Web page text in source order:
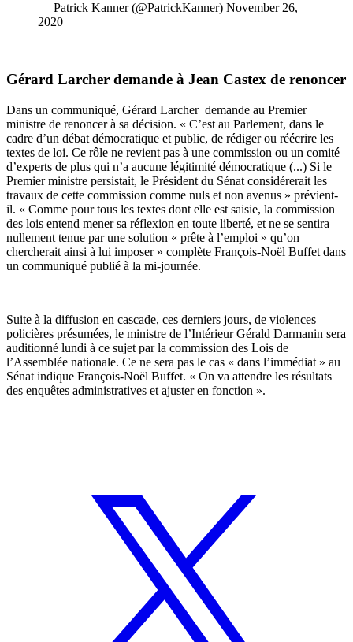
— Patrick Kanner (@PatrickKanner) November 26,
2020
Gérard Larcher demande à Jean Castex de renoncer
Dans un communiqué, Gérard Larcher demande au Premier
ministre de renoncer à sa décision. « C’est au Parlement, dans le
cadre d’un débat démocratique et public, de rédiger ou réécrire les
textes de loi. Ce rôle ne revient pas à une commission ou un comité
d’experts de plus qui n’a aucune légitimité démocratique (...) Si le
Premier ministre persistait, le Président du Sénat considérerait les
travaux de cette commission comme nuls et non avenus » prévient-
il. « Comme pour tous les textes dont elle est saisie, la commission
des lois entend mener sa réflexion en toute liberté, et ne se sentira
nullement tenue par une solution « prête à l’emploi » qu’on
chercherait ainsi à lui imposer » complète François-Noël Buffet dans
un communiqué publié à la mi-journée.
Suite à la diffusion en cascade, ces derniers jours, de violences
policières présumées, le ministre de l’Intérieur Gérald Darmanin sera
auditionné lundi à ce sujet par la commission des Lois de
l’Assemblée nationale. Ce ne sera pas le cas « dans l’immédiat » au
Sénat indique François-Noël Buffet. « On va attendre les résultats
des enquêtes administratives et ajuster en fonction ».